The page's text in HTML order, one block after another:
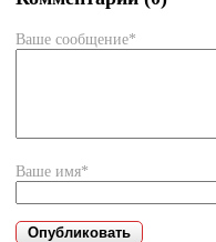
Ваше сообщение*
Ваше имя*